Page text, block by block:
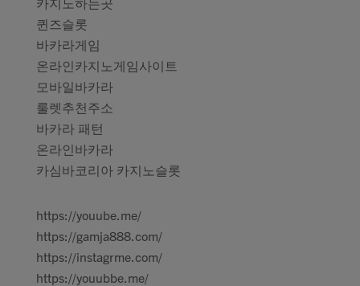
퀸즈슬롯
바카라게임
온라인카지노게임사이트
모바일바카라
룰렛추천주소
바카라 패턴
온라인바카라
카심바코리아 카지노슬롯
https://youube.me/
https://gamja888.com/
https://instagrme.com/
https://youubbe.me/